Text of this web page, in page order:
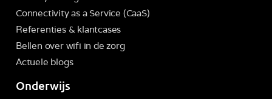
Connectivity as a Service (CaaS)
Referenties & klantcases
Bellen over wifi in de zorg
Actuele blogs
Onderwijs